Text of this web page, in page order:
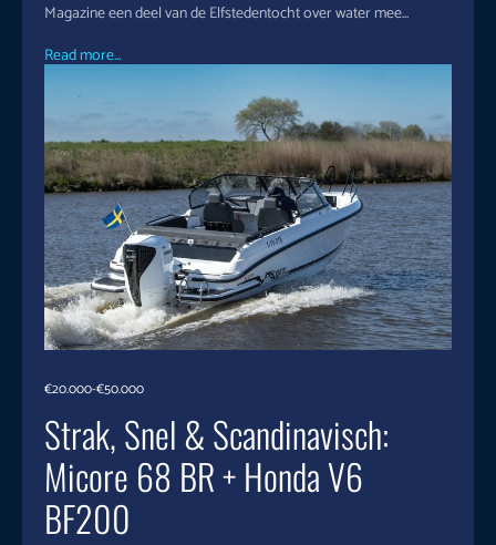
Magazine een deel van de Elfstedentocht over water mee...
Read more...
€20.000-€50.000
Strak, Snel & Scandinavisch:
Micore 68 BR + Honda V6
BF200